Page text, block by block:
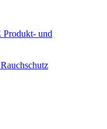
Produkt- und